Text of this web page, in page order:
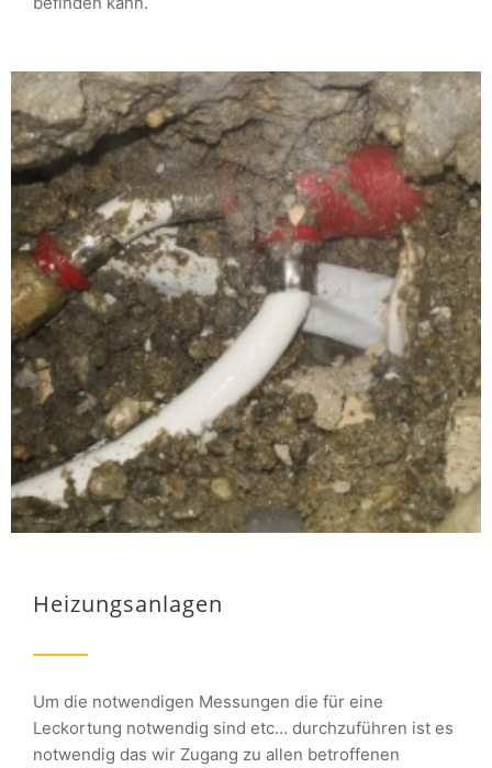
Heizungsanlagen
Um die notwendigen Messungen die für eine
Leckortung notwendig sind etc… durchzuführen ist es
notwendig das wir Zugang zu allen betroffenen